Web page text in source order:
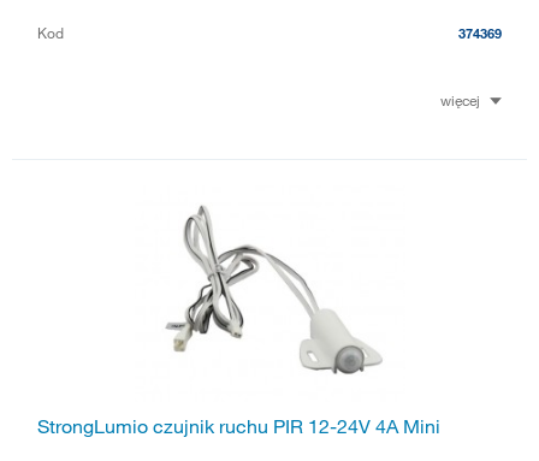
Kod 374369
więcej
StrongLumio czujnik ruchu PIR 12-24V 4A Mini